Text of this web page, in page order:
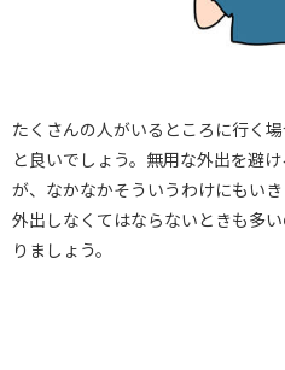
たくさんの人がいるところに行く
と良いでしょう。無用な外出を避
が、なかなかそういうわけにもい
外出しなくてはならないときも多
りましょう。